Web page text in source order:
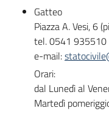
Gatteo
Piazza A. Vesi, 6
tel. 0541 935510
e-mail:
Orari:
dal Lunedì al
Martedì